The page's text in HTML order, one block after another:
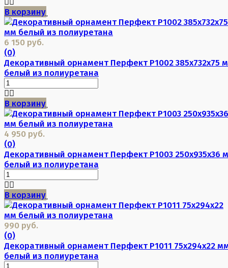
В корзину
6 150 руб.
(0)
Декоративный орнамент Перфект P1002 385х732х75
белый из полиуретана
В корзину
4 950 руб.
(0)
Декоративный орнамент Перфект P1003 250х935х36
белый из полиуретана
В корзину
990 руб.
(0)
Декоративный орнамент Перфект P1011 75х294х22
белый из полиуретана